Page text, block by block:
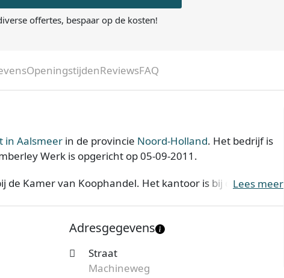
offertes, bespaar op de kosten!
OpeningstijdenReviewsFAQ
in Aalsmeer in de provincie Noord-Holland. Het bedrijf is
Werk is opgericht op 05-09-2011.
de Kamer van Koophandel. Het kantoor is bij de KvK
uit Aalsmeer en benieuwd naar de prijzen en
en je ontvangt spoedig reactie. Vergelijk
Lees meer
Adresgegevens
Straat
Machineweg